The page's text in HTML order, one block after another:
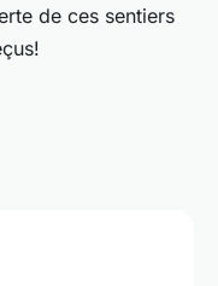
de ces sentiers